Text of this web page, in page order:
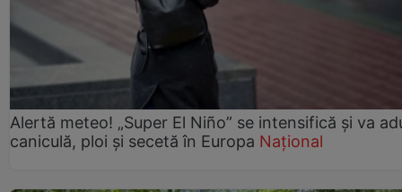
Alertă meteo! „Super El Niño” se intensifică și va
caniculă, ploi și secetă în Europa Național